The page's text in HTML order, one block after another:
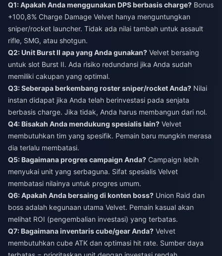
Q1: Apakah Anda menggunakan DPS berbasis charge? Bonus
+100,8% Charge Damage Velvet hanya menguntungkan
sniper/rocket launcher. Tidak ada nilai tambah untuk assault
rifle, SMG, atau shotgun.
Q2: Unit Burst II apa yang Anda gunakan? Velvet bersaing
untuk slot Burst II. Ada risiko redundansi jika Anda sudah
memiliki cakupan yang optimal.
Q3: Seberapa berkembang roster sniper/rocket Anda? Nilai
instan didapat jika Anda telah berinvestasi pada senjata
berbasis charge. Jika tidak, Anda harus membangun dari nol.
Q4: Bisakah Anda mendukung spesialis lain? Velvet
membutuhkan tim yang spesifik. Pemain baru mungkin merasa
dia terlalu membatasi.
Q5: Bagaimana progres campaign Anda? Campaign lebih
menyukai unit yang serbaguna. Sifat spesialis Velvet
membatasi nilainya untuk progres umum.
Q6: Apakah Anda bersaing di konten boss? Union Raid dan
boss adalah kegunaan utama Velvet. Pemain kasual akan
melihat ROI (pengembalian investasi) yang terbatas.
Q7: Bagaimana inventaris cube/gear Anda? Velvet
membutuhkan cube ATK dan optimasi hit rate. Sumber daya